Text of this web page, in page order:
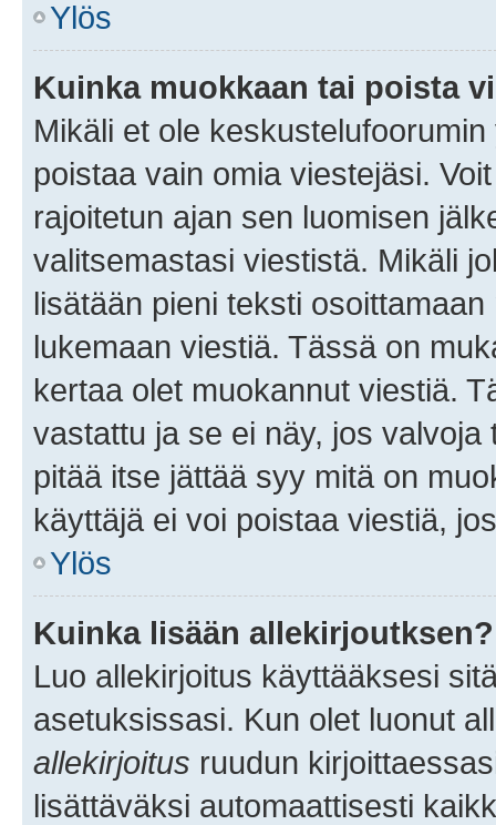
Ylös
Kuinka muokkaan tai poista
Mikäli et ole
poistaa vain omia viestejäsi.
rajoitetun ajan sen luomisen
valitsemastasi viestistä. Mikäli
lisätään pieni teksti
lukemaan viestiä. Tässä on
kertaa olet muokannut viestiä.
vastattu ja se ei näy, jos
pitää itse jättää syy mitä on
käyttäjä ei voi poistaa viestiä,
Ylös
Kuinka lisään allekirjoutksen?
Luo allekirjoitus käyttääksesi
asetuksissasi. Kun olet luonut
allekirjoitus ruudun
lisättäväksi automaattisesti